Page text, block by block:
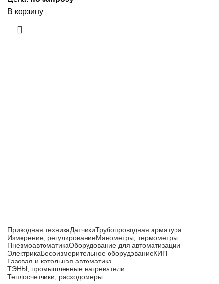
В корзину
Приводная техникаДатчикиТрубопроводная арматура
Измерение, регулированиеМанометры, термометры
ПневмоавтоматикаОборудование для автоматизации
ЭлектрикаВесоизмерительное оборудованиеКИП
Газовая и котельная автоматика
ТЭНЫ, промышленные нагреватели
Теплосчетчики, расходомеры